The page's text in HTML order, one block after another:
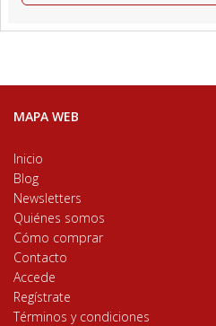
MAPA WEB
Inicio
Blog
Newsletters
Quiénes somos
Cómo comprar
Contacto
Accede
Regístrate
Términos y condiciones